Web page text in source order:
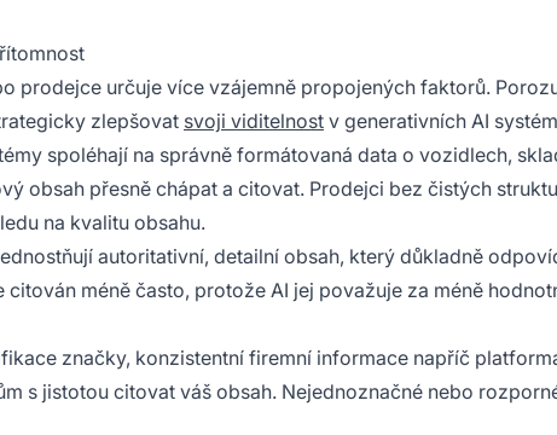
prodejce určuje více vzájemně propojených faktorů.
zlepšovat svoji viditelnost v generativních AI
spoléhají na správně formátovaná data o vozidlech,
obsah přesně chápat a citovat. Prodejci bez čistých
na kvalitu obsahu.
autoritativní, detailní obsah, který důkladně
méně často, protože AI jej považuje za méně
značky, konzistentní firemní informace napříč
s jistotou citovat váš obsah. Nejednoznačné nebo